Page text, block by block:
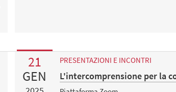
21
GEN
PRESENTAZIONI E INCONTRI
L'intercomprensione per la